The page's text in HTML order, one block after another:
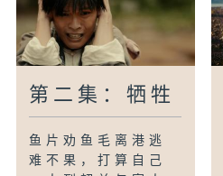
第二集：牺牲
鱼片劝鱼毛离港逃
难不果，打算自己